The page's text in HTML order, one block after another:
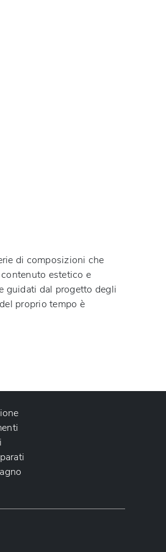
di composizioni che
estetico e
guidati dal progetto degli
proprio tempo è